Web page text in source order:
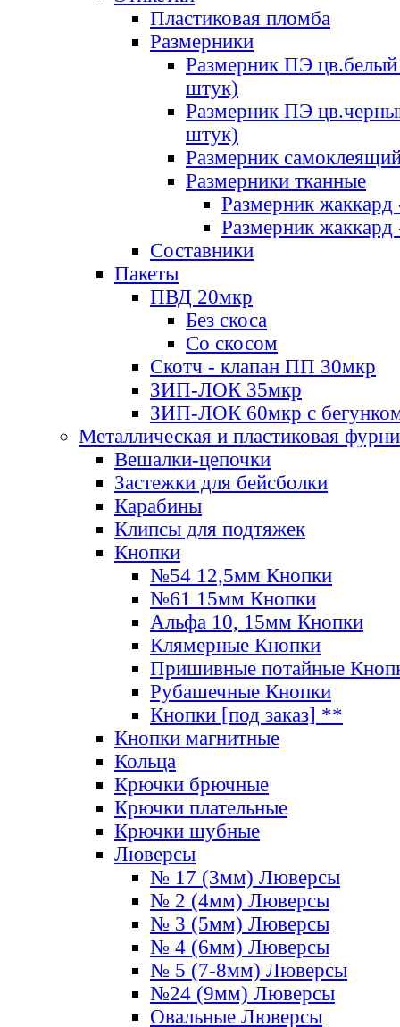
Пластиковая пломба
Размерники
Размерник ПЭ цв.белый
штук)
Размерник ПЭ
штук)
Размерник
Размерники тканные
Размерник
Размерник
Составники
Пакеты
ПВД 20мкр
Без скоса
Со скосом
Скотч - клапан ПП 30мкр
ЗИП-ЛОК 35мкр
ЗИП-ЛОК 60мкр с
Металлическая и пластиковая
Вешалки-цепочки
Застежки для бейсболки
Карабины
Клипсы для подтяжек
Кнопки
№54 12,5мм Кнопки
№61 15мм Кнопки
Альфа 10, 15мм Кнопки
Клямерные Кнопки
Пришивные потайные
Рубашечные Кнопки
Кнопки [под заказ] **
Кнопки магнитные
Кольца
Крючки брючные
Крючки плательные
Крючки шубные
Люверсы
№ 17 (3мм) Люверсы
№ 2 (4мм) Люверсы
№ 3 (5мм) Люверсы
№ 4 (6мм) Люверсы
№ 5 (7-8мм) Люверсы
№24 (9мм) Люверсы
Овальные Люверсы